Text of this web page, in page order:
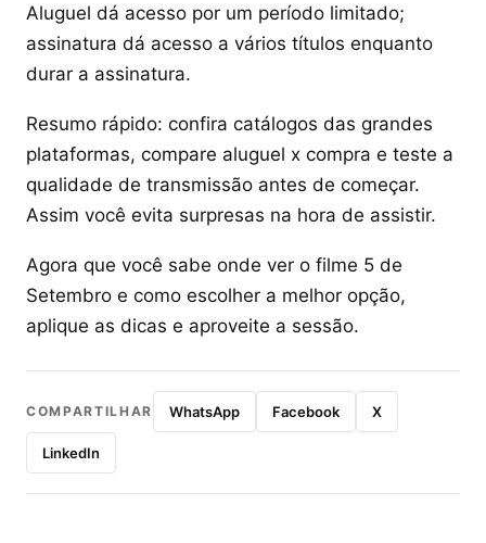
Aluguel dá acesso por um período limitado;
assinatura dá acesso a vários títulos enquanto
durar a assinatura.
Resumo rápido: confira catálogos das grandes
plataformas, compare aluguel x compra e teste a
qualidade de transmissão antes de começar.
Assim você evita surpresas na hora de assistir.
Agora que você sabe onde ver o filme 5 de
Setembro e como escolher a melhor opção,
aplique as dicas e aproveite a sessão.
COMPARTILHAR WhatsApp Facebook X
LinkedIn